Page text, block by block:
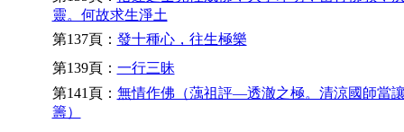
靈。何故求生淨土
第137頁： 發十種心，往生極樂
第139頁： 一行三昧
第141頁： 無情作佛（蕅祖評—透澈之極。清涼國師當
籌）